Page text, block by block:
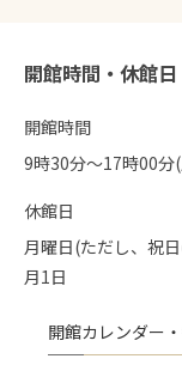
開館時間・休館日
開館時間
9時30分〜17時00分
休館日
月曜日(ただし、祝
月1日
開館カレンダー